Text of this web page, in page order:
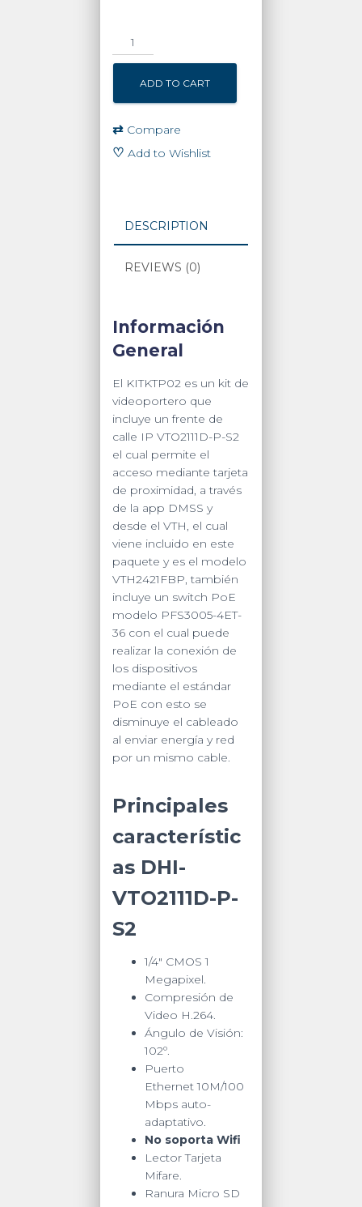
DAHUA
KITKTP02
Videoportero
Residencial
quantity
ADD TO CART
⇄ Compare
♡ Add to Wishlist
DESCRIPTION
REVIEWS (0)
Información
General
El KITKTP02 es un kit de
videoportero que
incluye un frente de
calle IP VTO2111D-P-S2
el cual permite el
acceso mediante tarjeta
de proximidad, a través
de la app DMSS y
desde el VTH, el cual
viene incluido en este
paquete y es el modelo
VTH2421FBP, también
incluye un switch PoE
modelo PFS3005-4ET-
36 con el cual puede
realizar la conexión de
los dispositivos
mediante el estándar
PoE con esto se
disminuye el cableado
al enviar energía y red
por un mismo cable.
Principales
característic
as DHI-
VTO2111D-P-
S2
1/4″ CMOS 1
Megapixel.
Compresión de
Video H.264.
Ángulo de Visión:
102º.
Puerto
Ethernet 10M/100
Mbps auto-
adaptativo.
No soporta Wifi
Lector Tarjeta
Mifare.
Ranura Micro SD